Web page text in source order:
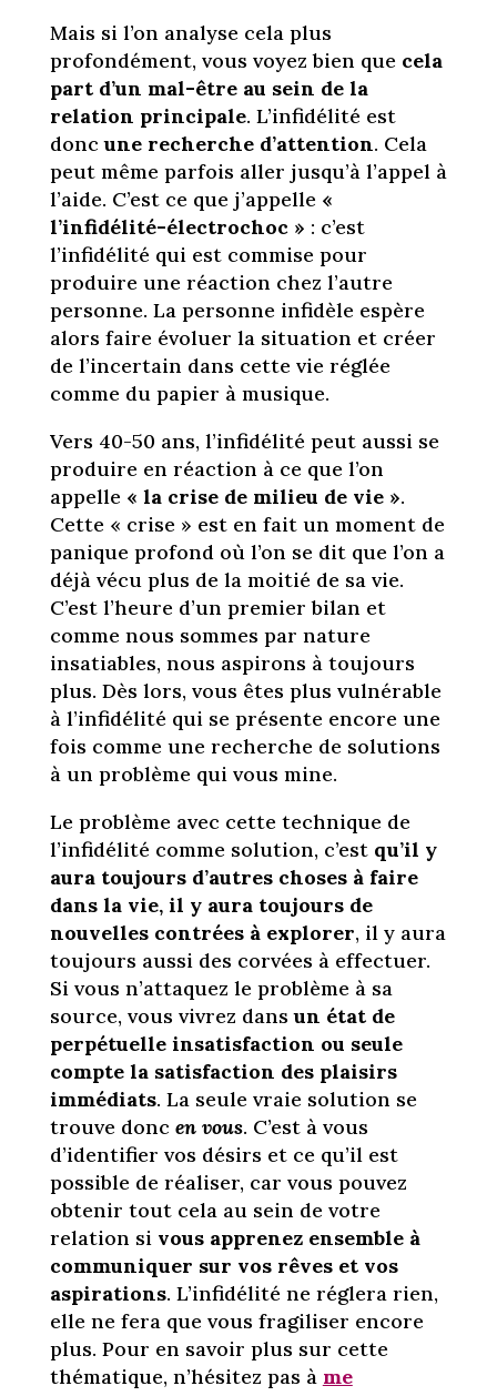
Mais si l’on analyse cela plus
profondément, vous voyez bien que cela
part d’un mal-être au sein de la
relation principale. L’infidélité est
doncune recherche d’attention. Cela
peut même parfois aller jusqu’à l’appel à
l’aide. C’est ce que j’appelle «
l’infidélité-électrochoc » : c’est
l’infidélité qui est commise pour
produire une réaction chez l’autre
personne. La personne infidèle espère
alors faire évoluer la situation et créer
de l’incertain dans cette vie réglée
comme du papier à musique.
Vers 40-50 ans, l’infidélité peut aussi se
produire en réaction à ce que l’on
appelle « la crise de milieu de vie ».
Cette « crise » est en fait un moment de
panique profond où l’on se dit que l’on a
déjà vécu plus de la moitié de sa vie.
C’est l’heure d’un premier bilan et
comme nous sommes par nature
insatiables, nous aspirons à toujours
plus. Dès lors, vous êtes plus vulnérable
à l’infidélité qui se présente encore une
fois comme une recherche de solutions
à un problème qui vous mine.
Le problème avec cette technique de
l’infidélité comme solution, c’est qu’il y
aura toujours d’autres choses à faire
dans la vie, il y aura toujours de
nouvelles contrées à explorer, il y aura
toujours aussi des corvées à effectuer.
Si vous n’attaquez le problème à sa
source, vous vivrez dansun état de
perpétuelle insatisfaction ou seule
compte la satisfaction des plaisirs
immédiats. La seule vraie solution se
trouve donc en vous. C’est à vous
d’identifier vos désirs et ce qu’il est
possible de réaliser, car vous pouvez
obtenir tout cela au sein de votre
relation si vous apprenez ensemble à
communiquer sur vos rêves et vos
aspirations. L’infidélité ne réglera rien,
elle ne fera que vous fragiliser encore
plus. Pour en savoir plus sur cette
thématique, n’hésitez pas à me